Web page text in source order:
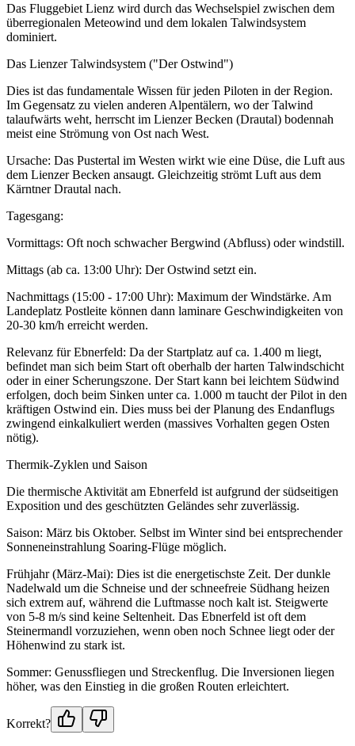
Das Fluggebiet Lienz wird durch das Wechselspiel zwischen dem
überregionalen Meteowind und dem lokalen Talwindsystem
dominiert.
Das Lienzer Talwindsystem ("Der Ostwind")
Dies ist das fundamentale Wissen für jeden Piloten in der Region.
Im Gegensatz zu vielen anderen Alpentälern, wo der Talwind
talaufwärts weht, herrscht im Lienzer Becken (Drautal) bodennah
meist eine Strömung von Ost nach West.
Ursache: Das Pustertal im Westen wirkt wie eine Düse, die Luft aus
dem Lienzer Becken ansaugt. Gleichzeitig strömt Luft aus dem
Kärntner Drautal nach.
Tagesgang:
Vormittags: Oft noch schwacher Bergwind (Abfluss) oder windstill.
Mittags (ab ca. 13:00 Uhr): Der Ostwind setzt ein.
Nachmittags (15:00 - 17:00 Uhr): Maximum der Windstärke. Am
Landeplatz Postleite können dann laminare Geschwindigkeiten von
20-30 km/h erreicht werden.
Relevanz für Ebnerfeld: Da der Startplatz auf ca. 1.400 m liegt,
befindet man sich beim Start oft oberhalb der harten Talwindschicht
oder in einer Scherungszone. Der Start kann bei leichtem Südwind
erfolgen, doch beim Sinken unter ca. 1.000 m taucht der Pilot in den
kräftigen Ostwind ein. Dies muss bei der Planung des Endanflugs
zwingend einkalkuliert werden (massives Vorhalten gegen Osten
nötig).
Thermik-Zyklen und Saison
Die thermische Aktivität am Ebnerfeld ist aufgrund der südseitigen
Exposition und des geschützten Geländes sehr zuverlässig.
Saison: März bis Oktober. Selbst im Winter sind bei entsprechender
Sonneneinstrahlung Soaring-Flüge möglich.
Frühjahr (März-Mai): Dies ist die energetischste Zeit. Der dunkle
Nadelwald um die Schneise und der schneefreie Südhang heizen
sich extrem auf, während die Luftmasse noch kalt ist. Steigwerte
von 5-8 m/s sind keine Seltenheit. Das Ebnerfeld ist oft dem
Steinermandl vorzuziehen, wenn oben noch Schnee liegt oder der
Höhenwind zu stark ist.
Sommer: Genussfliegen und Streckenflug. Die Inversionen liegen
höher, was den Einstieg in die großen Routen erleichtert.
Korrekt?